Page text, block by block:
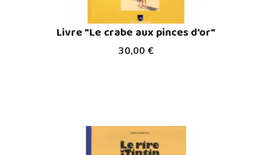
30,00 €
Livre "Le crabe aux pinces d'or"